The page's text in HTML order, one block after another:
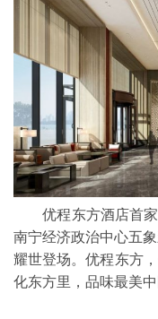
优程东方酒店首家
南宁经济政治中心五
耀世登场。优程东方
化东方里，品味最美中